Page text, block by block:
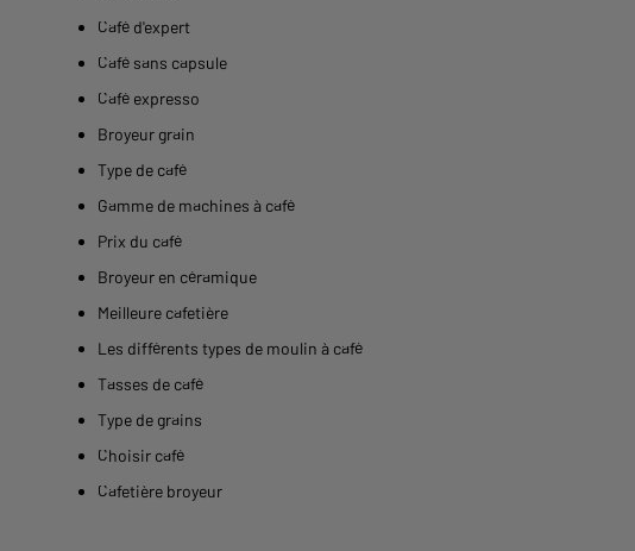
Café d'expert
Café sans capsule
Café expresso
Broyeur grain
Type de café
Gamme de machines à café
Prix du café
Broyeur en céramique
Meilleure cafetière
Les différents types de moulin à café
Tasses de café
Type de grains
Choisir café
Cafetière broyeur